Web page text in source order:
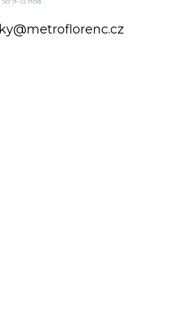
@metroflorenc.cz